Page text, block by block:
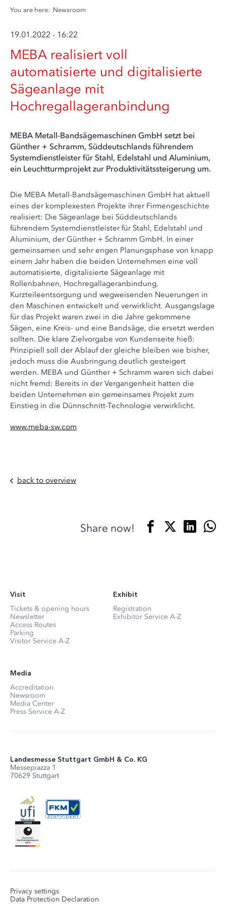
You are here: Newsroom
19.01.2022 - 16:22
MEBA realisiert voll
automatisierte und digitalisierte
Sägeanlage mit
Hochregallageranbindung
MEBA Metall-Bandsägemaschinen GmbH setzt bei
Günther + Schramm, Süddeutschlands führendem
Systemdienstleister für Stahl, Edelstahl und Aluminium,
ein Leuchtturmprojekt zur Produktivitätssteigerung um.
Die MEBA Metall-Bandsägemaschinen GmbH hat aktuell
eines der komplexesten Projekte ihrer Firmengeschichte
realisiert: Die Sägeanlage bei Süddeutschlands
führendem Systemdienstleister für Stahl, Edelstahl und
Aluminium, der Günther + Schramm GmbH. In einer
gemeinsamen und sehr engen Planungsphase von knapp
einem Jahr haben die beiden Unternehmen eine voll
automatisierte, digitalisierte Sägeanlage mit
Rollenbahnen, Hochregallageranbindung,
Kurzteileentsorgung und wegweisenden Neuerungen in
den Maschinen entwickelt und verwirklicht. Ausgangslage
für das Projekt waren zwei in die Jahre gekommene
Sägen, eine Kreis- und eine Bandsäge, die ersetzt werden
sollten. Die klare Zielvorgabe von Kundenseite hieß:
Prinzipiell soll der Ablauf der gleiche bleiben wie bisher,
jedoch muss die Ausbringung deutlich gesteigert
werden. MEBA und Günther + Schramm waren sich dabei
nicht fremd: Bereits in der Vergangenheit hatten die
beiden Unternehmen ein gemeinsames Projekt zum
Einstieg in die Dünnschnitt-Technologie verwirklicht.
www.meba-sw.com
back to overview
Share now!
Visit
Tickets & opening hours
Newsletter
Access Routes
Parking
Visitor Service A-Z
Exhibit
Registration
Exhibitor Service A-Z
Media
Accreditation
Newsroom
Media Center
Press Service A-Z
Landesmesse Stuttgart GmbH & Co. KG
Messepiazza 1
70629 Stuttgart
Privacy settings
Data Protection Declaration